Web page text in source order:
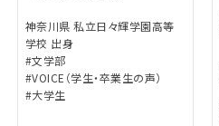
神奈川県 私立日々輝学園高等
学校 出身
#文学部
#VOICE（学生・卒業生の声）
#大学生